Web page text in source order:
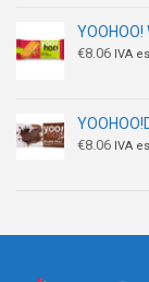
YOOHOO!
€8.06 IVA
€8.06 IVA